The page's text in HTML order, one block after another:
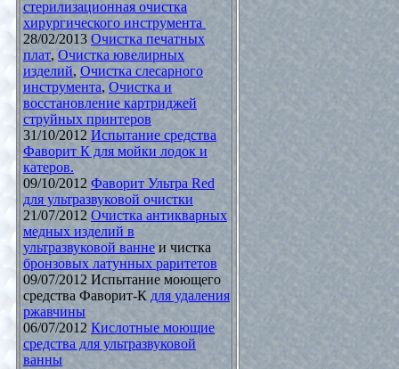
стерилизационная очистка
хирургического инструмента
28/02/2013 Очистка печатных
плат, Очистка ювелирных
изделий, Очистка слесарного
инструмента, Очистка и
восстановление картриджей
струйных принтеров
31/10/2012 Испытание средства
Фаворит К для мойки лодок и
катеров.
09/10/2012 Фаворит Ультра Red
для ультразвуковой очистки
21/07/2012 Очистка антикварных
медных изделий в
ультразвуковой ваннеи чистка
бронзовых латунных раритетов
09/07/2012 Испытание моющего
средства Фаворит-К для удаления
ржавчины
06/07/2012 Кислотные моющие
средства для ультразвуковой
ванны